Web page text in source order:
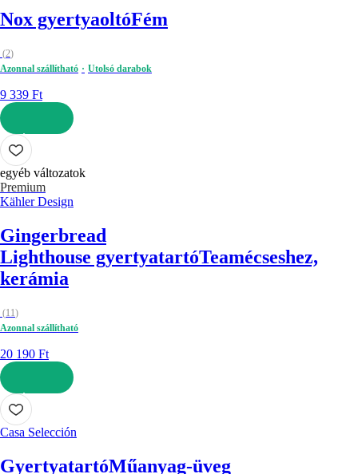
Nox gyertyaoltóFém
(2)
Azonnal szállítható
Utolsó darabok
9 339 Ft
KOSÁRBA
egyéb változatok
Premium
Kähler Design
Gingerbread
Lighthouse gyertyatartóTeamécseshez,
kerámia
(11)
Azonnal szállítható
20 190 Ft
KOSÁRBA
Casa Selección
GyertyatartóMűanyag-üveg